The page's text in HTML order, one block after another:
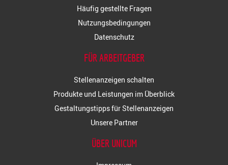
Häufig gestellte Fragen
Nutzungsbedingungen
Datenschutz
FÜR ARBEITGEBER
Stellenanzeigen schalten
Produkte und Leistungen im Überblick
Gestaltungstipps für Stellenanzeigen
Unsere Partner
ÜBER UNICUM